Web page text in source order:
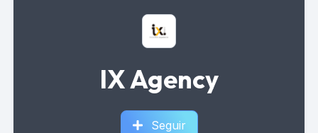
IX Agency
Seguir